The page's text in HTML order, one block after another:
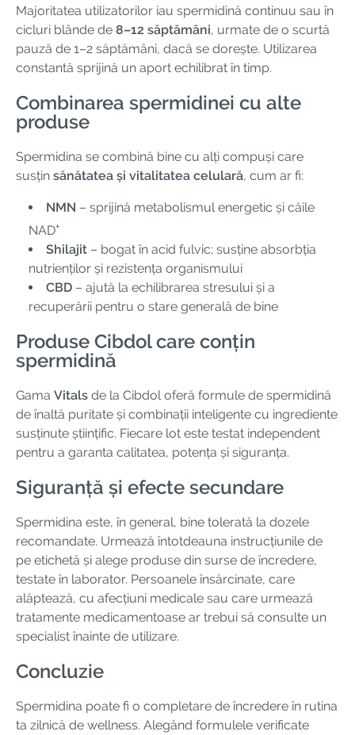
Majoritatea utilizatorilor iau spermidină continuu sau în
cicluri blânde de 8–12 săptămâni, urmate de o scurtă
pauză de 1–2 săptămâni, dacă se dorește. Utilizarea
constantă sprijină un aport echilibrat în timp.
Combinarea spermidinei cu alte
produse
Spermidina se combină bine cu alți compuși care
susțin sănătatea și vitalitatea celulară, cum ar fi:
NMN – sprijină metabolismul energetic și căile
NAD+
Shilajit – bogat în acid fulvic; susține absorbția
nutrienților și rezistența organismului
CBD – ajută la echilibrarea stresului și a
recuperării pentru o stare generală de bine
Produse Cibdol care conțin
spermidină
Gama Vitals de la Cibdol oferă formule de spermidină
de înaltă puritate și combinații inteligente cu ingrediente
susținute științific. Fiecare lot este testat independent
pentru a garanta calitatea, potența și siguranța.
Siguranță și efecte secundare
Spermidina este, în general, bine tolerată la dozele
recomandate. Urmează întotdeauna instrucțiunile de
pe etichetă și alege produse din surse de încredere,
testate în laborator. Persoanele însărcinate, care
alăptează, cu afecțiuni medicale sau care urmează
tratamente medicamentoase ar trebui să consulte un
specialist înainte de utilizare.
Concluzie
Spermidina poate fi o completare de încredere în rutina
ta zilnică de wellness. Alegând formulele verificate